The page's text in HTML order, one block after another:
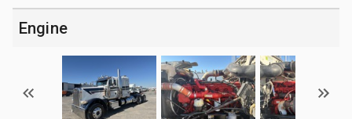
Engine